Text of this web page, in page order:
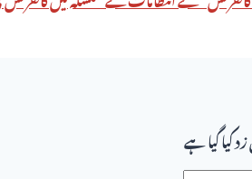
کیا گیا ہے